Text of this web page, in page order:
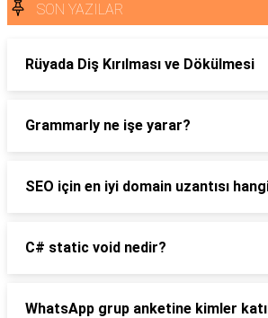
SON YAZILAR
Rüyada Diş Kırılması ve Dökülmesi
Grammarly ne işe yarar?
SEO için en iyi domain uzantısı
C# static void nedir?
WhatsApp grup anketine kimler